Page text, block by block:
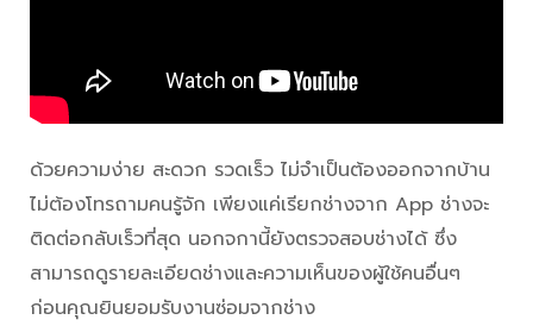
ด้วยความง่าย สะดวก รวดเร็ว ไม่จำเป็นต้องออกจากบ้าน
ไม่ต้องโทรถามคนรู้จัก เพียงแค่เรียกช่างจาก App ช่างจะ
ติดต่อกลับเร็วที่สุด นอกจกานี้ยังตรวจสอบช่างได้ ซึ่ง
สามารถดูรายละเอียดช่างและความเห็นของผู้ใช้คนอื่นๆ
ก่อนคุณยินยอมรับงานซ่อมจากช่าง